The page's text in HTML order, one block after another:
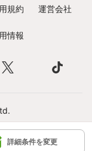
詳細条件を変更
規約 運営会社
情報